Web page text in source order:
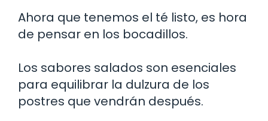
Ahora que tenemos el té listo, es hora
de pensar en los bocadillos.
Los sabores salados son esenciales
para equilibrar la dulzura de los
postres que vendrán después.